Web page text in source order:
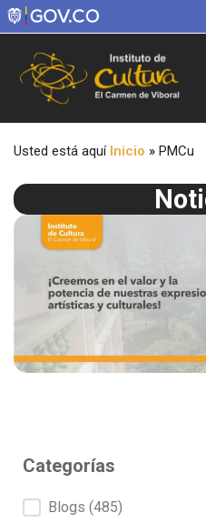
Usted está aquí Inicio » PMCu
Categorías
Categorías
Blogs (485)